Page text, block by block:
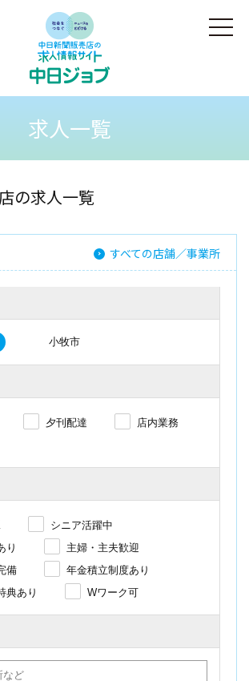
求人一覧
の求人一覧
すべての店舗／事業所
小牧市
夕刊配達
店内業務
シニア活躍中
り
主婦・主夫歓迎
備
年金積立制度あり
典あり
Wワーク可